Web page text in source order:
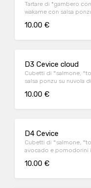
Tartare di *gambero
wakame con salsa
10.00 €
D3 Cevice cloud
Cubetti di °salmone,
salsa ponzu su nuvola
10.00 €
D4 Cevice
Cubetti di °salmone,
avocado e pomodorini
10.00 €